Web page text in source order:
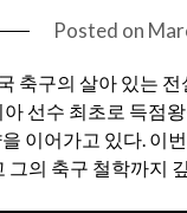
Posted on
축구의 살아 있는
선수 최초로 득점
이어가고 있다. 이
그의 축구 철학까지